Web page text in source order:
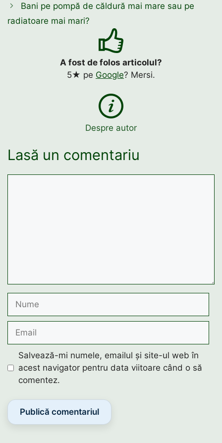
Bani pe pompă de căldură mai mare sau pe
radiatoare mai mari?
A fost de folos articolul?
5★ pe Google? Mersi.
Despre autor
Lasă un comentariu
Nume
Email
Salvează-mi numele, emailul și site-ul web în
acest navigator pentru data viitoare când o să
comentez.